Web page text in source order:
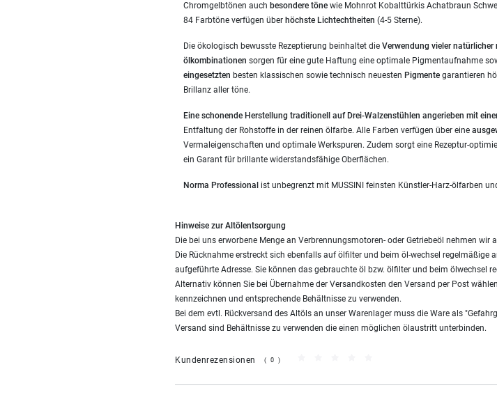
Chromgelbtönen auch besondere töne wie Mohnrot Kobalttürkis Achatbraun
84 Farbtöne verfügen über höchste Lichtechtheiten (4-5 Sterne).
Die ökologisch bewusste Rezeptierung beinhaltet die Verwendung vieler natürlicher
ölkombinationen sorgen für eine gute Haftung eine optimale Pigmentaufnahme
eingesetzten besten klassischen sowie technisch neuesten Pigmente garantieren
Brillanz aller töne.
Eine schonende Herstellung traditionell auf Drei-Walzenstühlen angerieben mit
Entfaltung der Rohstoffe in der reinen ölfarbe. Alle Farben verfügen über eine
Vermaleigenschaften und optimale Werkspuren. Zudem sorgt eine Rezeptur-
ein Garant für brillante widerstandsfähige Oberflächen.
Norma Professional ist unbegrenzt mit MUSSINI feinsten Künstler-Harz-ölfarben
Hinweise zur Altölentsorgung
Die bei uns erworbene Menge an Verbrennungsmotoren- oder Getriebeöl nehmen
Die Rücknahme erstreckt sich ebenfalls auf ölfilter und beim öl-wechsel
aufgeführte Adresse. Sie können das gebrauchte öl bzw. ölfilter und beim ölwechsel
Alternativ können Sie bei Übernahme der Versandkosten den Versand per Post
kennzeichnen und entsprechende Behältnisse zu verwenden.
Bei dem evtl. Rückversand des Altöls an unser Warenlager muss die Ware als
Versand sind Behältnisse zu verwenden die einen möglichen ölaustritt unterbinden.
Kundenrezensionen (0)